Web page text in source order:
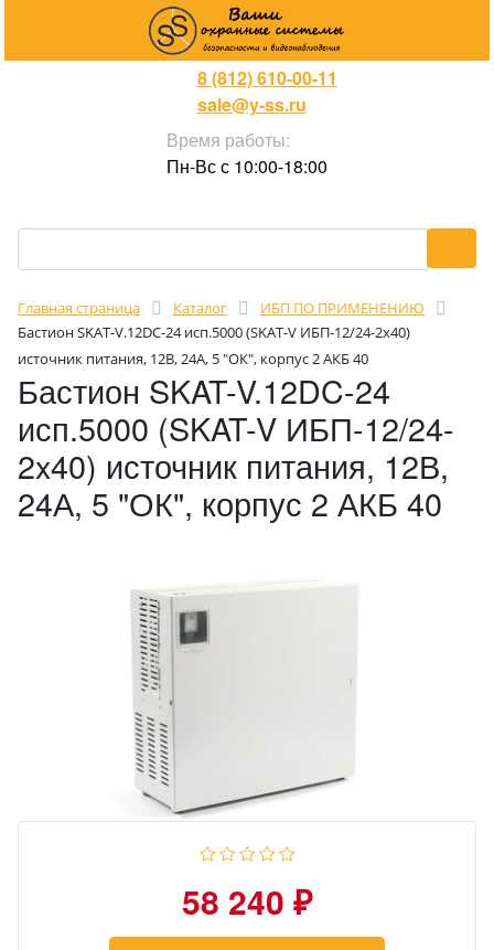
8 (812) 610-00-11
sale@y-ss.ru
Время работы:
Пн-Вс с 10:00-18:00
Главная страница Каталог
ИБП ПО ПРИМЕНЕНИЮ
Бастион SKAT-V.12DC-24 исп.5000 (SKAT-V ИБП-12/24-2x40)
источник питания, 12В, 24А, 5 "ОК", корпус 2 АКБ 40
Бастион SKAT-V.12DC-24
исп.5000 (SKAT-V ИБП-12/24-
2x40) источник питания, 12В,
24А, 5 "ОК", корпус 2 АКБ 40
58 240 ₽